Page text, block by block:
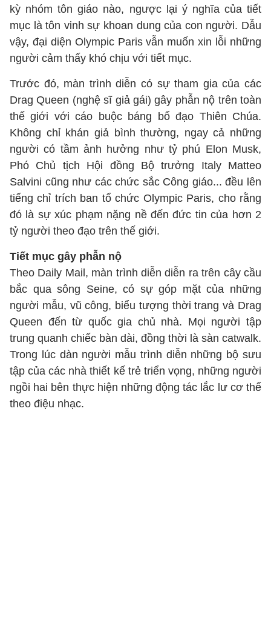
kỳ nhóm tôn giáo nào, ngược lại ý nghĩa của tiết
mục là tôn vinh sự khoan dung của con người. Dẫu
vậy, đại diện Olympic Paris vẫn muốn xin lỗi những
người cảm thấy khó chịu với tiết mục.
Trước đó, màn trình diễn có sự tham gia của các
Drag Queen (nghệ sĩ giả gái) gây phẫn nộ trên toàn
thế giới với cáo buộc báng bổ đạo Thiên Chúa.
Không chỉ khán giả bình thường, ngay cả những
người có tầm ảnh hưởng như tỷ phú Elon Musk,
Phó Chủ tịch Hội đồng Bộ trưởng Italy Matteo
Salvini cũng như các chức sắc Công giáo... đều lên
tiếng chỉ trích ban tổ chức Olympic Paris, cho rằng
đó là sự xúc phạm nặng nề đến đức tin của hơn 2
tỷ người theo đạo trên thế giới.
Tiết mục gây phẫn nộ
Theo Daily Mail, màn trình diễn diễn ra trên cây cầu
bắc qua sông Seine, có sự góp mặt của những
người mẫu, vũ công, biểu tượng thời trang và Drag
Queen đến từ quốc gia chủ nhà. Mọi người tập
trung quanh chiếc bàn dài, đồng thời là sàn catwalk.
Trong lúc dàn người mẫu trình diễn những bộ sưu
tập của các nhà thiết kế trẻ triển vọng, những người
ngồi hai bên thực hiện những động tác lắc lư cơ thể
theo điệu nhạc.